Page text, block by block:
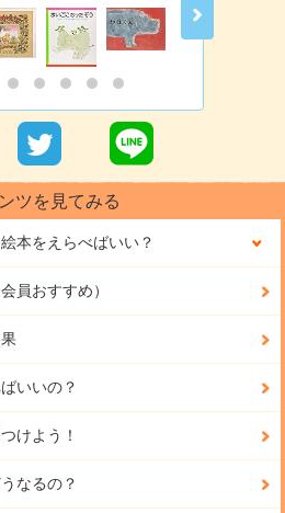
ツを見てみる
本をえらべばいい？
員おすすめ）
いいの？
けよう！
なるの？